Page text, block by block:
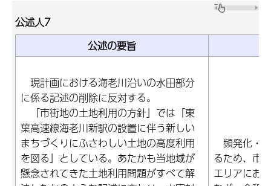
公述人7
公述の要旨
現計画における海老川沿いの水田部分
に係る記述の削除に反対する。
「市街地の土地利用の方針」では「東
葉高速線海老川新駅の設置に伴う新しい
まちづくりにふさわしい土地の高度利用
を図る」としている。あたかも当地域が
懸念されてきた土地利用問題がすべて解
頻発化・
るため、市
エリアにお